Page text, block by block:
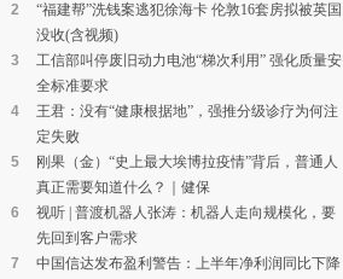
2
“福建帮”洗钱案逃犯徐海卡 伦敦16套房拟被英国
没收(含视频)
3
工信部叫停废旧动力电池“梯次利用” 强化质量安
全标准要求
4
王君：没有“健康根据地”，强推分级诊疗为何注
定失败
5
刚果（金）“史上最大埃博拉疫情”背后，普通人
真正需要知道什么？｜健保
6
视听 | 普渡机器人张涛：机器人走向规模化，要
先回到客户需求
7
中国信达发布盈利警告：上半年净利润同比下降